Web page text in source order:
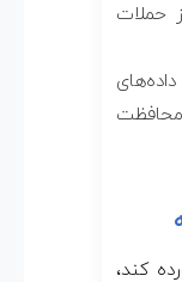
حملات
کند،